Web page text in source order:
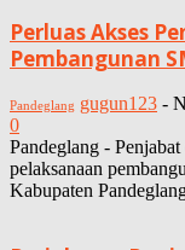
Perluas Akses
Pembangunan
Pandeglang gugun123 -
0
Pandeglang -
pelaksanaan
Kabupaten